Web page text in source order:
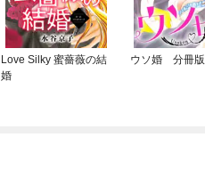
Love Silky 蜜薔薇の結
婚
ウソ婚 分冊版